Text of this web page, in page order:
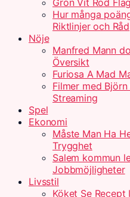
Grön Vit Röd
Hur många
Riktlinjer och Råd
Nöje
Manfred Mann
Översikt
Furiosa A Mad
Filmer med
Streaming
Spel
Ekonomi
Måste Man Ha
Trygghet
Salem kommun
Jobbmöjligheter
Livsstil
Köket Se Recept